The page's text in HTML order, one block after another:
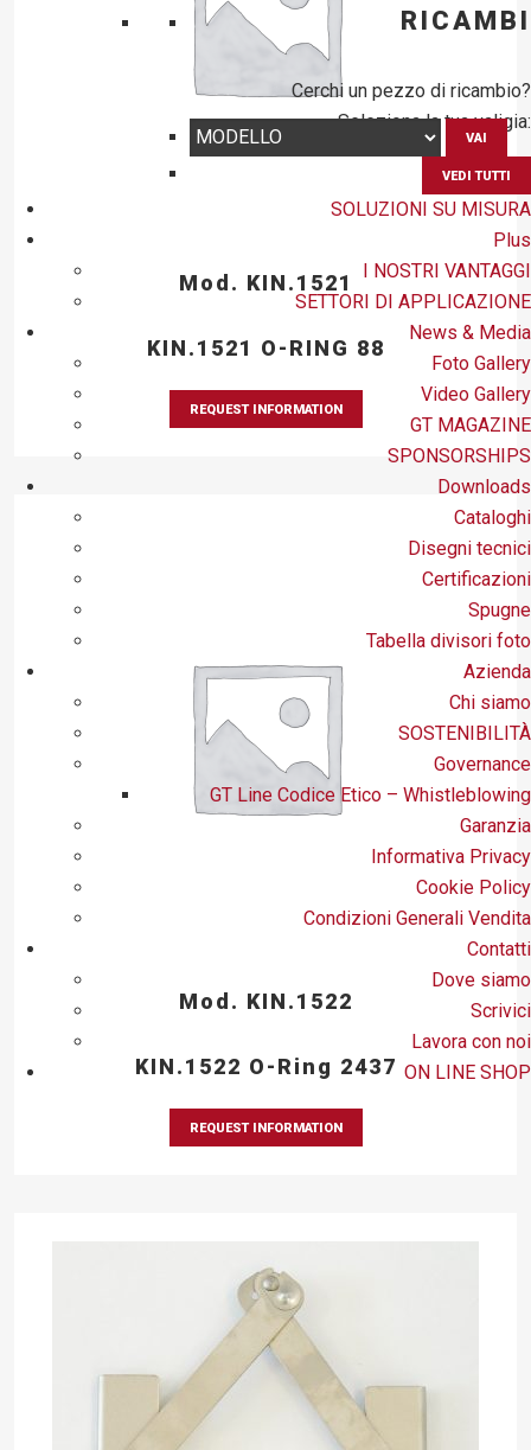
RICAMBI
Cerchi un pezzo di ricambio?
Seleziona la tua valigia:
VAI
VEDI TUTTI
SOLUZIONI SU MISURA
Plus
I NOSTRI VANTAGGI
SETTORI DI APPLICAZIONE
News & Media
Foto Gallery
Video Gallery
GT MAGAZINE
SPONSORSHIPS
Downloads
Cataloghi
Disegni tecnici
Certificazioni
Spugne
Tabella divisori foto
Azienda
Chi siamo
SOSTENIBILITÀ
Governance
GT Line Codice Etico – Whistleblowing
Garanzia
Informativa Privacy
Cookie Policy
Condizioni Generali Vendita
Contatti
Dove siamo
Scrivici
Lavora con noi
ON LINE SHOP
Mod. KIN.1521
KIN.1521 O-RING 88
REQUEST INFORMATION
Mod. KIN.1522
KIN.1522 O-Ring 2437
REQUEST INFORMATION